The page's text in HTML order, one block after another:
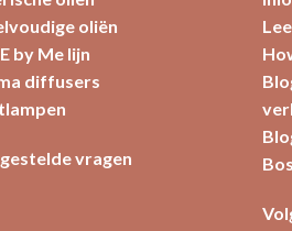
oliën
by Me lijn
diffusers
vragen